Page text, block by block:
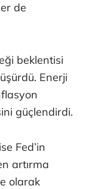
de
beklentisi
Enerji
güçlendirdi.
Fed’in
artırma
olarak